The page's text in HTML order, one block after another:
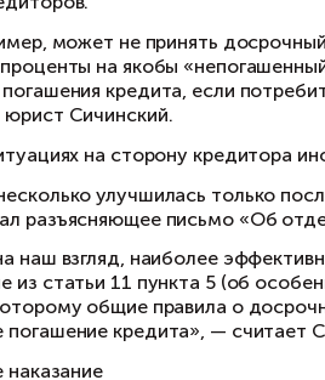
Аксаков пояснил также,
«Если клиент сокращает
получает меньше
платежи», — говорит
На этой почве и
Сичинский,
кредите (займе)».
всю сумму полученного
тридцать календарных
установлен договором